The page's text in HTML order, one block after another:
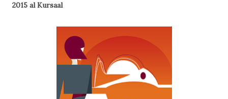
2015 al Kursaal